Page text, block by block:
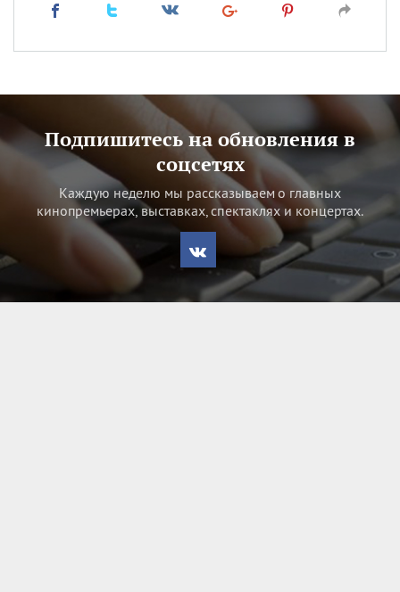
Подпишитесь на обновления в
соцсетях
Каждую неделю мы рассказываем о главных
кинопремьерах, выставках, спектаклях и концертах.